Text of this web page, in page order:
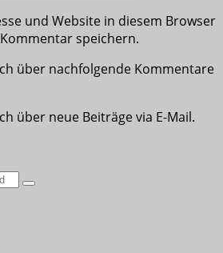
und Website in diesem Browser
speichern.
über nachfolgende Kommentare
über neue Beiträge via E-Mail.